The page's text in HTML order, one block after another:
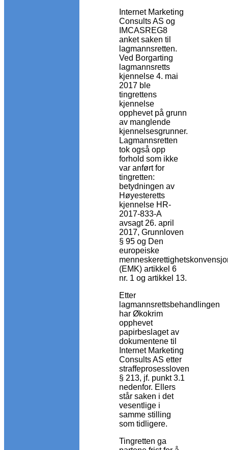
Internet Marketing
Consults AS og
IMCASREG8
anket saken til
lagmannsretten.
Ved Borgarting
lagmannsretts
kjennelse 4. mai
2017 ble
tingrettens
kjennelse
opphevet på grunn
av manglende
kjennelsesgrunner.
Lagmannsretten
tok også opp
forhold som ikke
var anført for
tingretten:
betydningen av
Høyesteretts
kjennelse HR-
2017-833-A
avsagt 26. april
2017, Grunnloven
§ 95 og Den
europeiske
(EMK) artikkel 6
nr. 1 og artikkel 13.
Etter
lagmannsrettsbehandlingen
har Økokrim
opphevet
papirbeslaget av
dokumentene til
Internet Marketing
Consults AS etter
straffeprosessloven
§ 213, jf. punkt 3.1
nedenfor. Ellers
står saken i det
vesentlige i
samme stilling
som tidligere.
Tingretten ga